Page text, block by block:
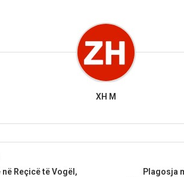
XH M
Reçicë të Vogël,
Plagosja